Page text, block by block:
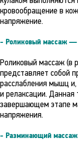
кровообращение в
напряжение.
- Роликовый массаж —
Роликовый массаж (в
представляет собой
расслабления мышц и,
и релаксации. Данная
завершающем этапе
напряжения.
- Разминающий